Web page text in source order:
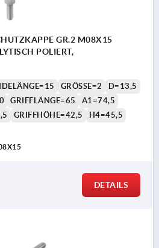
GR.2 M08X15
POLIERT,
GRÖSSE=2
D=13,5
GRIFFLÄNGE=65
A1=74,5
GRIFFHÖHE=42,5
H4=45,5
DETAILS